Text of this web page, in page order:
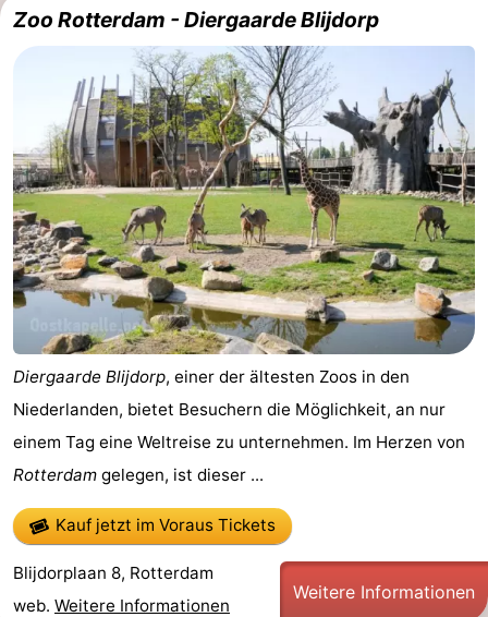
Ferienhäuser
-
Buitenheem
Duinoord
-
Ginsterveld
-
Julianahoeve
-
Livingstone
-
Resort
Haamstede
-
Résidence
't
Hof
Haamstede
-
Schouwen
-
Schouwse
-
Blick
Zeeuwse
-
Zoo Rotterdam - Diergaarde Blijdorp
Diergaarde Blijdorp, einer der ältesten Zoos in den
Niederlanden, bietet Besuchern die Möglichkeit, an nur
einem Tag eine Weltreise zu unternehmen. Im Herzen von
Rotterdam gelegen, ist dieser ...
Kauf jetzt im Voraus Tickets
Blijdorplaan 8, Rotterdam
web. Weitere Informationen
Weitere Informationen